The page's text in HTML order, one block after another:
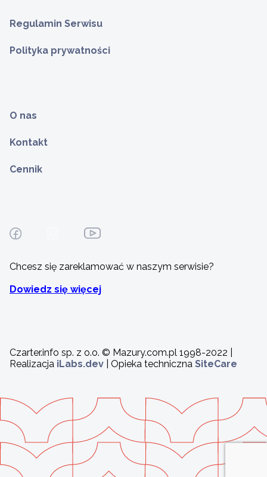
Regulamin Serwisu
Polityka prywatności
O nas
Kontakt
Cennik
Chcesz się zareklamować w naszym serwisie?
Dowiedz się więcej
Czarter.info sp. z o.o. © Mazury.com.pl 1998-2022 |
Realizacja iLabs.dev | Opieka techniczna SiteCare